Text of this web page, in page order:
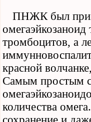
ПНЖК был
омегаэйкозаноид
тромбоцитов, а
красной
Самым простым
количества